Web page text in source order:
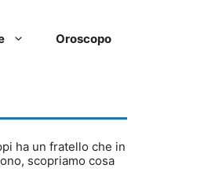
Oroscopo
ha un fratello che in
scopriamo cosa